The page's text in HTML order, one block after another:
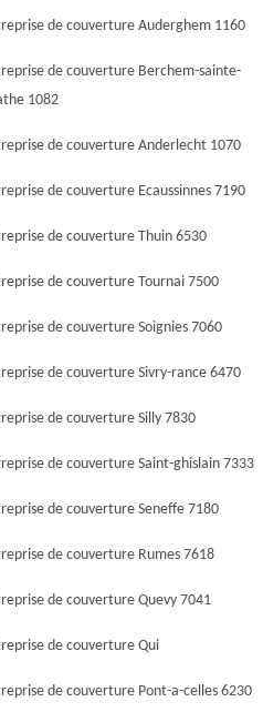
de couverture Auderghem 1160
de couverture Berchem-sainte-
1082
de couverture Anderlecht 1070
de couverture Ecaussinnes 7190
de couverture Thuin 6530
de couverture Tournai 7500
de couverture Soignies 7060
de couverture Sivry-rance 6470
de couverture Silly 7830
de couverture Saint-ghislain 7333
de couverture Seneffe 7180
de couverture Rumes 7618
de couverture Quevy 7041
de couverture Qui
de couverture Pont-a-celles 6230